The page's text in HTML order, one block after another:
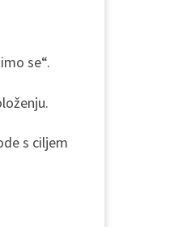
se“.
s ciljem